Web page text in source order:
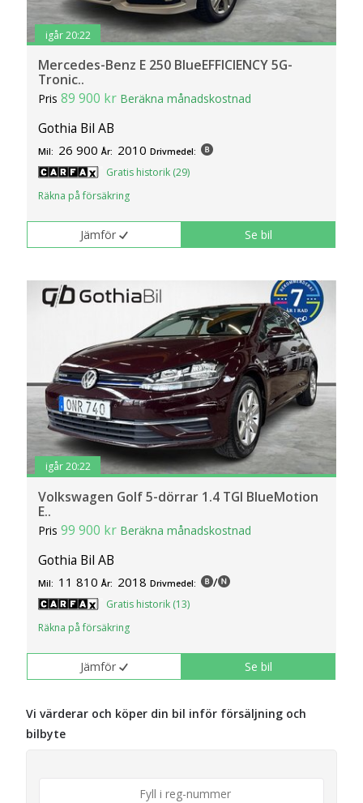
igår 20:22
Mercedes-Benz E 250 BlueEFFICIENCY 5G-
Tronic..
Pris89 900 kr Beräkna månadskostnad
Gothia Bil AB
Mil: 26 900 År: 2010 Drivmedel:
Gratis historik (29)
Räkna på försäkring
Jämför Se bil
igår 20:22
Volkswagen Golf 5-dörrar 1.4 TGI BlueMotion
E..
Pris99 900 kr Beräkna månadskostnad
Gothia Bil AB
Mil: 11 810 År: 2018 Drivmedel: /
Gratis historik (13)
Räkna på försäkring
Jämför Se bil
Vi värderar och köper din bil inför försäljning och
bilbyte